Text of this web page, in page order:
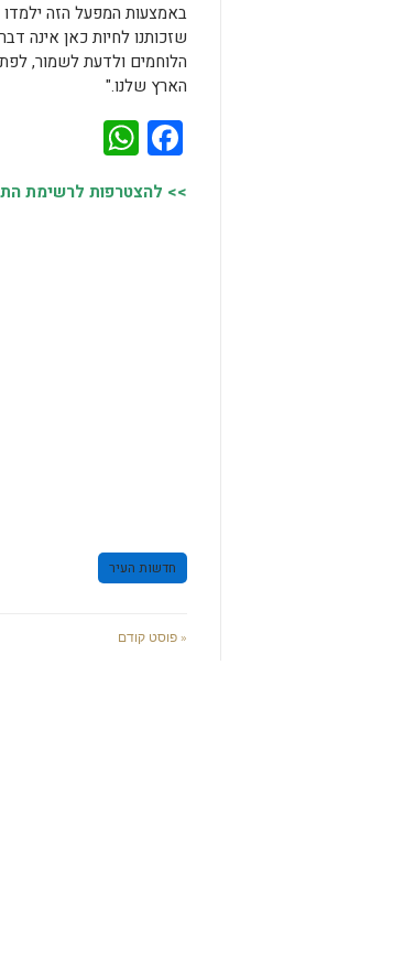
באמצעות המפעל הזה
שזכותנו לחיות כאן אינה
הלוחמים ולדעת לשמור,
הארץ שלנו."
Facebook
>> להצטרפות לרשימת
חדשות העיר
« פוסט קודם